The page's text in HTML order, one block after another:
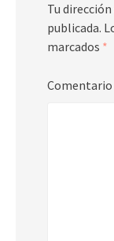
Tu
publicada.
marcados *
Comentario